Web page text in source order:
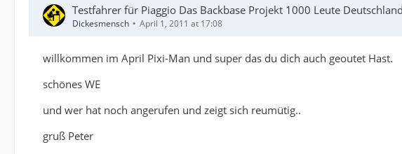
Testfahrer für Piaggio Das Backbase Projekt 1000 Leute
Dickesmensch April 1, 2011 at 17:08
willkommen im April Pixi-Man und super das du dich auch geoutet Hast.
schönes WE
und wer hat noch angerufen und zeigt sich reumütig..
gruß Peter